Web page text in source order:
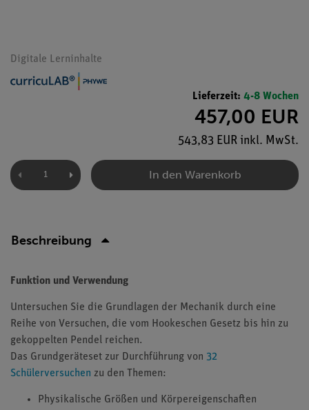
Digitale Lerninhalte
Lieferzeit: 4-8 Wochen
457,00 EUR
543,83 EUR inkl. MwSt.
In den Warenkorb
Beschreibung
Funktion und Verwendung
Untersuchen Sie die Grundlagen der Mechanik durch eine
Reihe von Versuchen, die vom Hookeschen Gesetz bis hin zu
gekoppelten Pendel reichen.
Das Grundgeräteset zur Durchführung von 32
Schülerversuchen zu den Themen:
Physikalische Größen und Körpereigenschaften